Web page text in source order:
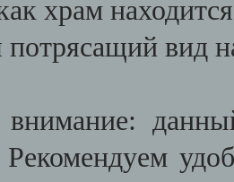
храм
потрясащий
внимание:
Рекомендуем